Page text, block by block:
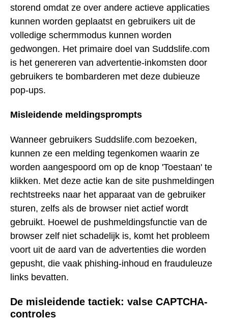
storend omdat ze over andere actieve applicaties
kunnen worden geplaatst en gebruikers uit de
volledige schermmodus kunnen worden
gedwongen. Het primaire doel van Suddslife.com
is het genereren van advertentie-inkomsten door
gebruikers te bombarderen met deze dubieuze
pop-ups.
Misleidende meldingsprompts
Wanneer gebruikers Suddslife.com bezoeken,
kunnen ze een melding tegenkomen waarin ze
worden aangespoord om op de knop 'Toestaan' te
klikken. Met deze actie kan de site pushmeldingen
rechtstreeks naar het apparaat van de gebruiker
sturen, zelfs als de browser niet actief wordt
gebruikt. Hoewel de pushmeldingsfunctie van de
browser zelf niet schadelijk is, komt het probleem
voort uit de aard van de advertenties die worden
gepusht, die vaak phishing-inhoud en frauduleuze
links bevatten.
De misleidende tactiek: valse CAPTCHA-
controles